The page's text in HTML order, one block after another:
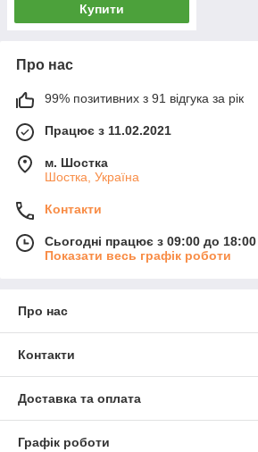
Купити
Про нас
99% позитивних з 91 відгука за рік
Працює з 11.02.2021
м. Шостка
Шостка, Україна
Контакти
Сьогодні працює з 09:00 до 18:00
Показати весь графік роботи
Про нас
Контакти
Доставка та оплата
Графік роботи